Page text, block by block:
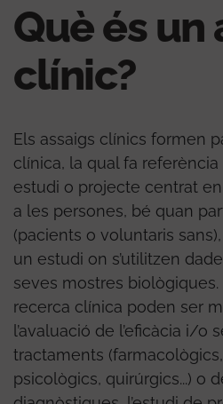
Què és un
clínic?
Els assaigs clínics formen
clínica, la qual fa referència
estudi o projecte centrat
a les persones, bé quan
(pacients o voluntaris
un estudi on s’utilitzen
seves mostres
recerca clínica poden ser
l’avaluació de l’eficàcia i/o
tractaments
psicològics, quirúrgics...) o